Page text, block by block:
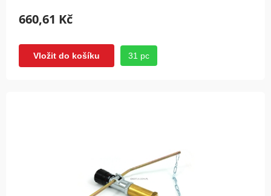
660,61 Kč
Vložit do košíku 31 pc